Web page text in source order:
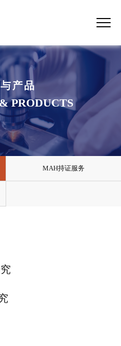
产品
PRODUCTS
MAH持证服务